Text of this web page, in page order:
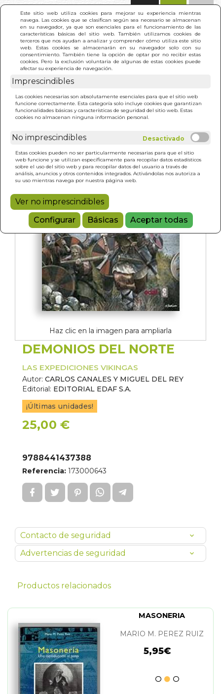
Este sitio web utiliza cookies para mejorar su experiencia mientras
navega. Las cookies que se clasifican según sea necesario se almacenan
en su navegador, ya que son esenciales para el funcionamiento de las
características básicas del sitio web. También utilizamos cookies de
terceros que nos ayudan a analizar y comprender cómo utiliza este sitio
web. Estas cookies se almacenarán en su navegador solo con su
consentimiento. También tiene la opción de optar por no recibir estas
cookies. Pero la exclusión voluntaria de algunas de estas cookies puede
afectar su experiencia de navegación.
Imprescindibles
Las cookies necesarias son absolutamente esenciales para que el sitio web
funcione correctamente. Esta categoría solo incluye cookies que garantizan
funcionalidades básicas y características de seguridad del sitio web. Estas
cookies no almacenan ninguna información personal.
No imprescindibles
Estas cookies pueden no ser particularmente necesarias para que el sitio
web funcione y se utilizan específicamente para recopilar datos estadísticos
sobre el uso del sitio web y para recopilar datos del usuario a través de
análisis, anuncios y otros contenidos integrados. Activándolas nos autoriza a
su uso mientras navega por nuestra página web.
Ver no imprescindibles
Configurar
Básicas Aceptar todas
INICIO > DEMONIOS DEL NORTE
Haz clic en la imagen para ampliarla
DEMONIOS DEL NORTE
LAS EXPEDICIONES VIKINGAS
Autor: CARLOS CANALES Y MIGUEL DEL REY
Editorial: EDITORIAL EDAF S.A.
¡Últimas unidades!
25,00 €
9788441437388
Referencia: 173000643
Contacto de seguridad
Advertencias de seguridad
Productos relacionados
MASONERIA
MARIO M. PEREZ RUIZ
5,95€